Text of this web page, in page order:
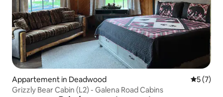
Appartement in Deadwood
5 (7)
Grizzly Bear Cabin (L2) - Galena Road Cabins